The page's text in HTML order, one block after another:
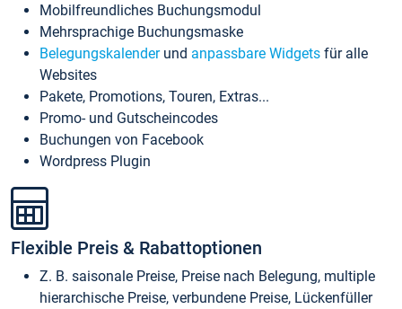
Mobilfreundliches Buchungsmodul
Mehrsprachige Buchungsmaske
Belegungskalenderund anpassbare Widgets für alle
Websites
Pakete, Promotions, Touren, Extras...
Promo- und Gutscheincodes
Buchungen von Facebook
Wordpress Plugin
Flexible Preis & Rabattoptionen
Z. B. saisonale Preise, Preise nach Belegung, multiple
hierarchische Preise, verbundene Preise, Lückenfüller